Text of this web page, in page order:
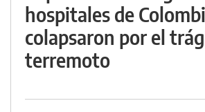
hospitales de
colapsaron por el
terremoto